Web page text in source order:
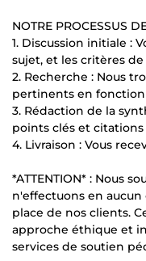
NOTRE PROCESSUS
1. Discussion initiale :
sujet, et les critères
2. Recherche : Nous
pertinents en fonction
3. Rédaction de la
points clés et citations
4. Livraison : Vous
*ATTENTION* : Nous
n'effectuons en aucun
place de nos clients.
approche éthique et
services de soutien